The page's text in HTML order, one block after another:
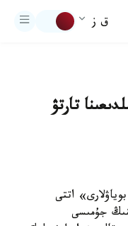
ق ز
الماتىنىڭ 1000 جىلدىعىنا تارتۋ
اتتى
جۇمىسى